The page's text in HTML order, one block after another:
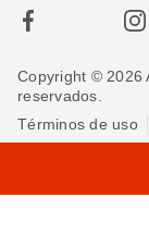
Copyright © 2026
reservados.
Términos de uso